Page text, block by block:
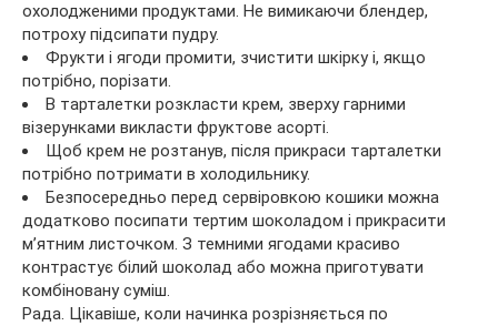
охолодженими продуктами. Не вимикаючи блендер,
потроху підсипати пудру.
Фрукти і ягоди промити, зчистити шкірку і, якщо
потрібно, порізати.
В тарталетки розкласти крем, зверху гарними
візерунками викласти фруктове асорті.
Щоб крем не розтанув, після прикраси тарталетки
потрібно потримати в холодильнику.
Безпосередньо перед сервіровкою кошики можна
додатково посипати тертим шоколадом і прикрасити
м’ятним листочком. З темними ягодами красиво
контрастує білий шоколад або можна приготувати
комбіновану суміш.
Рада. Цікавіше, коли начинка розрізняється по